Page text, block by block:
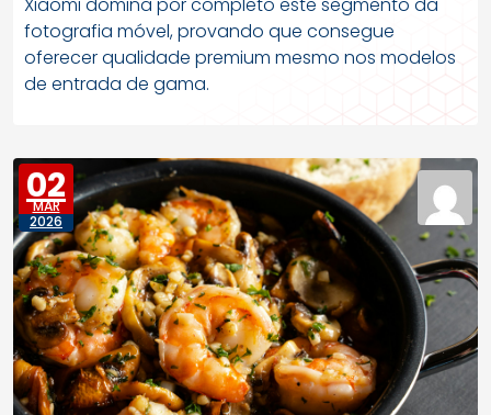
fotografia móvel, provando que consegue
oferecer qualidade premium mesmo nos modelos
de entrada de gama.
02
MAR
2026